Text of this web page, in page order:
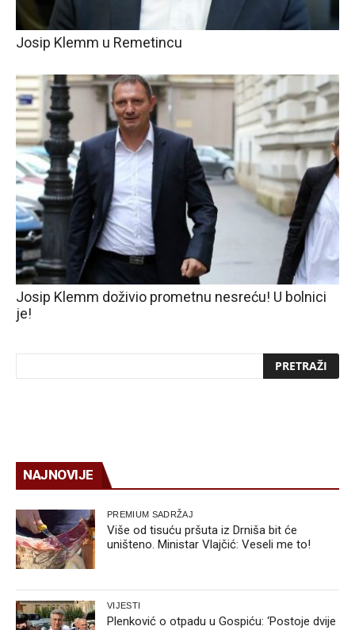
Josip Klemm u Remetincu
Josip Klemm doživio prometnu nesreću! U bolnici
je!
NAJNOVIJE
PREMIUM SADRŽAJ
Više od tisuću pršuta iz Drniša bit će
uništeno. Ministar Vlajčić: Veseli me to!
VIJESTI
Plenković o otpadu u Gospiću: ‘Postoje dvije